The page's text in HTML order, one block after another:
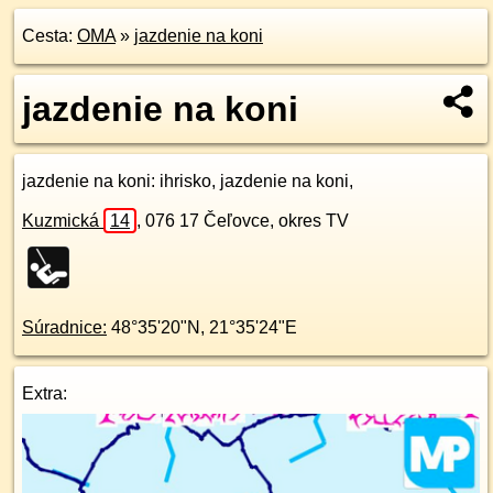
Cesta: OMA» jazdenie na koni
jazdenie na koni
jazdenie na koni: ihrisko, jazdenie na koni,
Kuzmická 14 , 076 17 Čeľovce, okres TV
Súradnice: 48°35'20"N , 21°35'24"E
Extra: